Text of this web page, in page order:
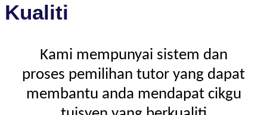
Kualiti
Kami mempunyai sistem dan
proses pemilihan tutor yang dapat
membantu anda mendapat cikgu